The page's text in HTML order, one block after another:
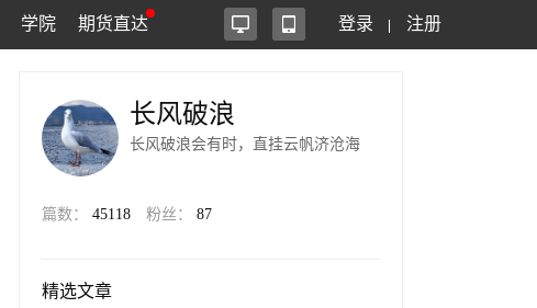
学院 期货直达 登录 注册
长风破浪
长风破浪会有时，直挂云帆济沧海
篇数： 45118 粉丝： 87
精选文章